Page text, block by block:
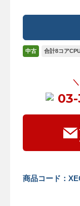
中古 合計8コア
商品コード：